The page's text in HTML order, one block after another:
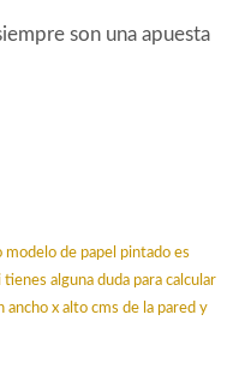
son una apuesta
modelo de papel pintado es
alguna duda para calcular
ancho x alto cms de la pared y